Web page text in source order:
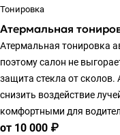
Тонировка
Атермальная
Атермальная тонировка
поэтому салон не
защита стекла от сколов.
снизить воздействие
комфортными для
от 10 000 ₽